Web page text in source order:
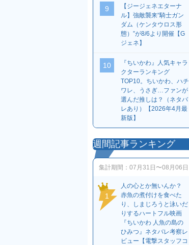
9
【ジージェネエターナ
ル】強敵襲来“騎士ガン
ダム（ケンタウロス形
態）”が8/6より開催【G
ジェネ】
10
『ちいかわ』人気キャラ
クターランキング
TOP10。ちいかわ、ハチ
ワレ、うさぎ…ファンが
選んだ推しは？（ネタバ
レあり）【2026年4月最
新版】
週間記事ランキング
集計期間： 07月31日〜08月06日
1
人の心とか無いんか？
赤魚の煮付けを食べた
り、しまじろうと泳いだ
りするハートフル映画
『ちいかわ 人魚の島の
ひみつ』ネタバレ考察レ
ビュー【電撃スタッフコ